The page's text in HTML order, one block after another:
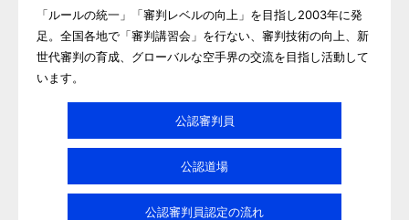
「ルールの統一」「審判レベルの向上」を目指し2003年に発
足。全国各地で「審判講習会」を行ない、審判技術の向上、新
世代審判の育成、グローバルな空手界の交流を目指し活動して
います。
公認審判員
公認道場
公認審判員認定の流れ